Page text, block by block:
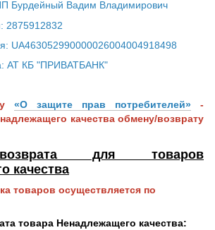
Бурдейный Вадим Владимирович
2875912832
UA463052990000026004004918498
АТ КБ "ПРИВАТБАНК"
«О защите прав потребителей» -
качества обмену/возврату
для товаров
качества
товаров осуществляется по
товара Ненадлежащего качества: